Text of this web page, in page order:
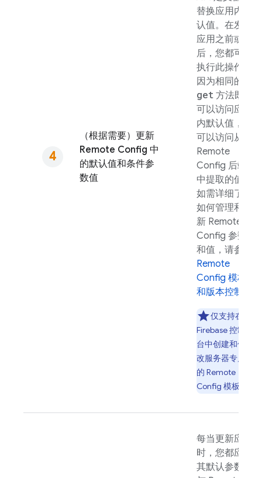
（根据需要）更新
Remote Config 中
的默认值和条件参
数值
替换应用内默
认值。在发布
应用之前或之
后，您都可以
执行此操作，
因为相同的
get 方法既
可以访问应用
内默认值，也
可以访问从
Remote
Config 后端
中提取的值。
如需详细了解
如何管理和更
新 Remote
Config 参数
和值，请参阅
Remote
Config 模板
和版本控制
仅支持在
Firebase控制
台中创建和修
改服务器专属
的 Remote
Config 模板。
每当更新应用
时，您都应将
其默认参数值